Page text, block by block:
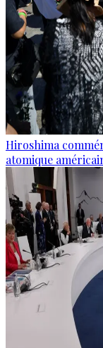
Hiroshima
atomique